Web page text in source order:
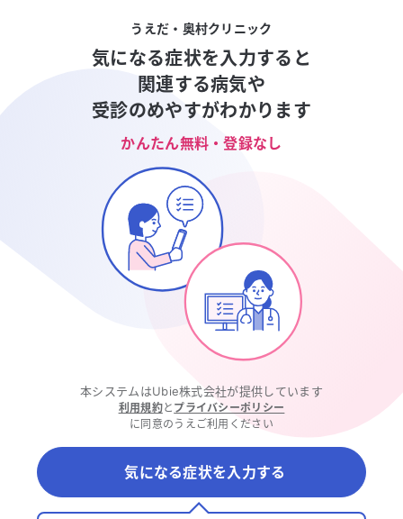
うえだ・奥村クリニック
気になる症状を入力すると
関連する病気や
受診のめやすがわかります
かんたん無料・登録なし
本システムはUbie株式会社が提供しています
利用規約と プライバシーポリシー
に同意のうえご利用ください
気になる症状を入力する